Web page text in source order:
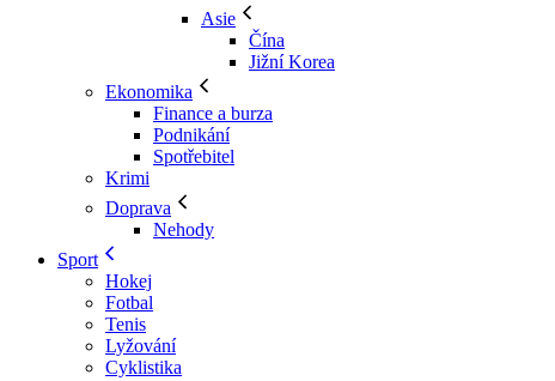
Asie
Čína
Jižní Korea
Ekonomika
Finance a burza
Podnikání
Spotřebitel
Krimi
Doprava
Nehody
Sport
Hokej
Fotbal
Tenis
Lyžování
Cyklistika